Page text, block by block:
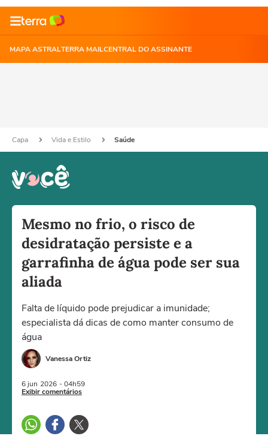
MAPA ASTRALTERRA MAILCENTRAL DO ASSINANTE
Capa Vida e Estilo Saúde
Mesmo no frio, o risco de
desidratação persiste e a
garrafinha de água pode ser sua
aliada
Falta de líquido pode prejudicar a imunidade;
especialista dá dicas de como manter consumo de
água
Vanessa Ortiz
6 jun 2026 - 04h59
Exibir comentários